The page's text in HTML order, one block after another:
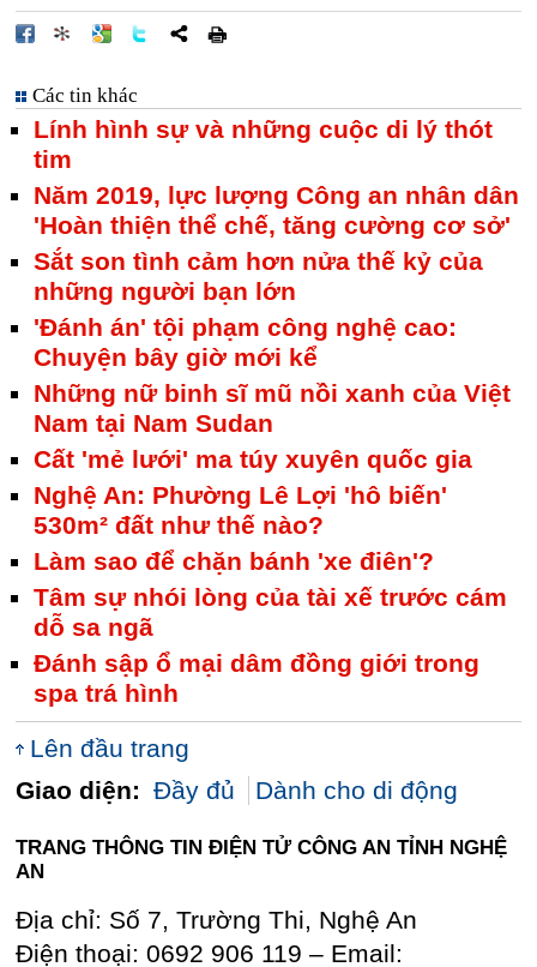
Các tin khác
Lính hình sự và những cuộc di lý thót
tim
Năm 2019, lực lượng Công an nhân dân
'Hoàn thiện thể chế, tăng cường cơ sở'
Sắt son tình cảm hơn nửa thế kỷ của
những người bạn lớn
'Đánh án' tội phạm công nghệ cao:
Chuyện bây giờ mới kể
Những nữ binh sĩ mũ nồi xanh của Việt
Nam tại Nam Sudan
Cất 'mẻ lưới' ma túy xuyên quốc gia
Nghệ An: Phường Lê Lợi 'hô biến'
530m² đất như thế nào?
Làm sao để chặn bánh 'xe điên'?
Tâm sự nhói lòng của tài xế trước cám
dỗ sa ngã
Đánh sập ổ mại dâm đồng giới trong
spa trá hình
Lên đầu trang
Giao diện: Đầy đủ Dành cho di động
TRANG THÔNG TIN ĐIỆN TỬ CÔNG AN TỈNH NGHỆ
AN
Địa chỉ: Số 7, Trường Thi, Nghệ An
Điện thoại: 0692 906 119 – Email: